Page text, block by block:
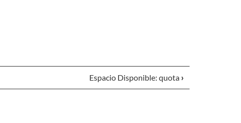
Espacio Disponible: quota ›